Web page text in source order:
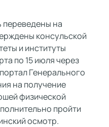
на
консульской
и институты
по 15 июля через
Генерального
на получение
физической
пройти
осмотр.